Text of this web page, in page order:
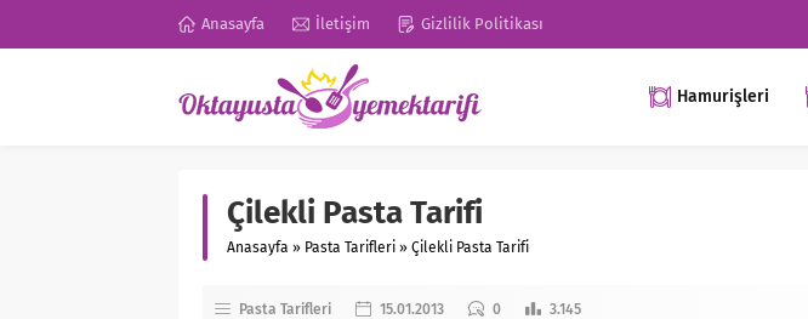
Anasayfa İletişim Gizlilik Politikası
Hamurişleri
Çilekli Pasta Tarifi
Anasayfa » Pasta Tarifleri » Çilekli Pasta Tarifi
Pasta Tarifleri 15.01.2013 0 3.145